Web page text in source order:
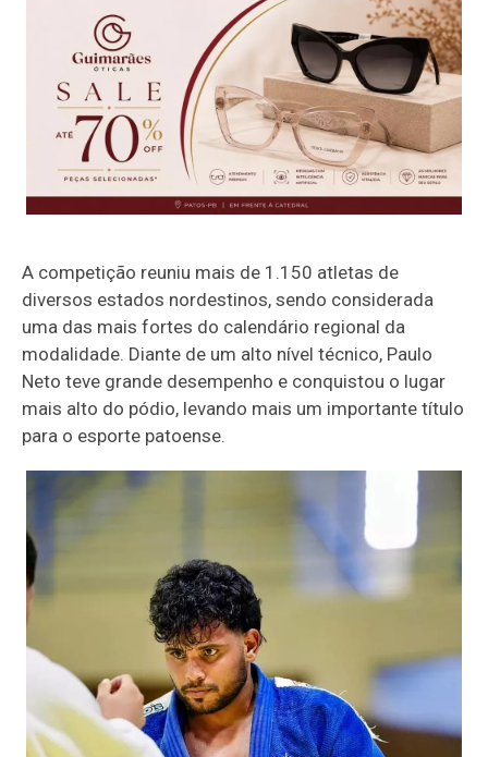
A competição reuniu mais de 1.150 atletas de
diversos estados nordestinos, sendo considerada
uma das mais fortes do calendário regional da
modalidade. Diante de um alto nível técnico, Paulo
Neto teve grande desempenho e conquistou o lugar
mais alto do pódio, levando mais um importante título
para o esporte patoense.